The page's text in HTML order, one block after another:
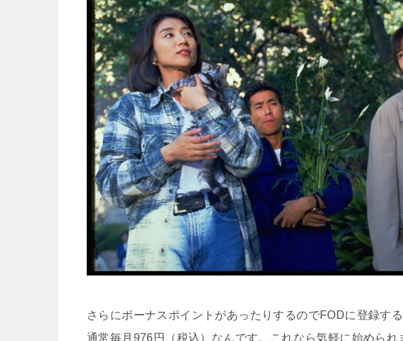
さらにボーナスポイントがあったりするのでFODに登録す
通常毎月 976円（税込） なんです。これなら気軽に始められ